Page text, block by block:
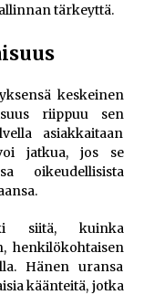
tärkeyttä.
keskeinen
riippuu sen
asiakkaitaan
jatkua, jos se
oikeudellisista
siitä, kuinka
henkilökohtaisen
Hänen uransa
käänteitä, jotka